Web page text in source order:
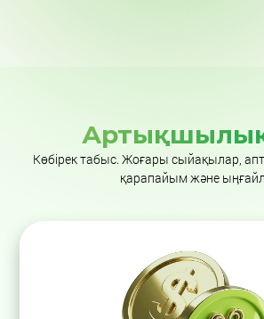
Көбірек табыс. Жоғары сыйақылар,
қарапайым және